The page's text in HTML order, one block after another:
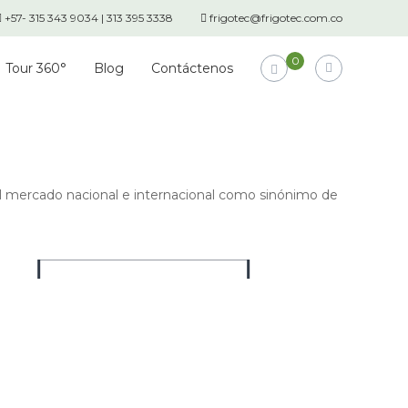
+57- 315 343 9034 | 313 395 3338 frigotec@frigotec.com.co
Tour 360° Blog Contáctenos 0
mercado nacional e internacional como sinónimo de